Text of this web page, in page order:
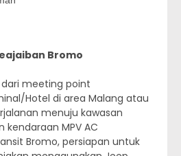
Bromo
meeting point
Hotel di area Malang atau
menuju kawasan
kendaraan MPV AC
Bromo, persiapan untuk